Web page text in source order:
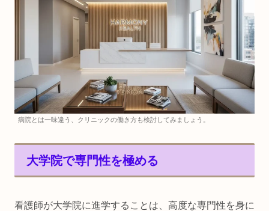
病院とは一味違う、クリニックの働き方も検討してみましょう。
大学院で専門性を極める
看護師が大学院に進学することは、高度な専門性を身に